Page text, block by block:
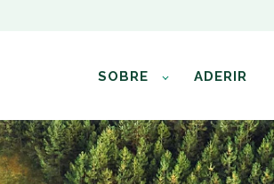
SOBRE ADERIR